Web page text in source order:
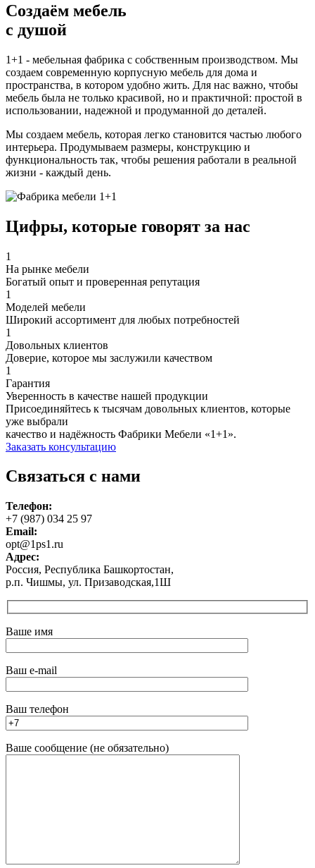
Создаём мебель
с душой
1+1 - мебельная фабрика с собственным производством. Мы
создаем современную корпусную мебель для дома и
пространства, в котором удобно жить. Для нас важно, чтобы
мебель была не только красивой, но и практичной: простой в
использовании, надежной и продуманной до деталей.
Мы создаем мебель, которая легко становится частью любого
интерьера. Продумываем размеры, конструкцию и
функциональность так, чтобы решения работали в реальной
жизни - каждый день.
Цифры, которые говорят за нас
1
На рынке мебели
Богатый опыт и проверенная репутация
1
Моделей мебели
Широкий ассортимент для любых потребностей
1
Довольных клиентов
Доверие, которое мы заслужили качеством
1
Гарантия
Уверенность в качестве нашей продукции
Присоединяйтесь к тысячам довольных клиентов, которые
уже выбрали
качество и надёжность Фабрики Мебели «1+1».
Заказать консультацию
Связаться с нами
Телефон:
+7 (987) 034 25 97
Email:
opt@1ps1.ru
Адрес:
Россия, Республика Башкортостан,
р.п. Чишмы, ул. Призаводская,1Ш
Ваше имя
Ваш e-mail
Ваш телефон
Ваше сообщение (не обязательно)